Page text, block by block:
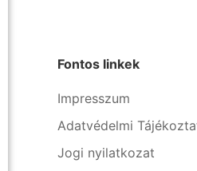
Fontos linkek
Impresszum
Adatvédelmi
Jogi nyilatkozat